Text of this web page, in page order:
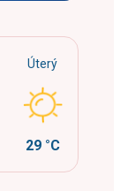
Úterý
29 °C